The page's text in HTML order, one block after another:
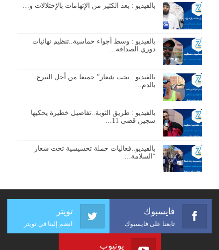
بالفيديو : بعد الكثير من الإتهامات بالإختلالات و…
بالفيديو : وسط أجواء حماسية..تنظيم نهائيات
دوري الصداقة…
بالفيديو : تحت شعار” جميعا من أجل التبرع
بالدم…
بالفيديو : طريق التوبة..تفاصيل خطيرة يحكيها
سجين قضى 11…
بالفيديو..فعاليات حملة تحسيسية تحت شعار
“السلامة…
فايسبوك
تابعنا على فايسبوك
تويتر
انضم إلينا في تويتر
يوتيوب